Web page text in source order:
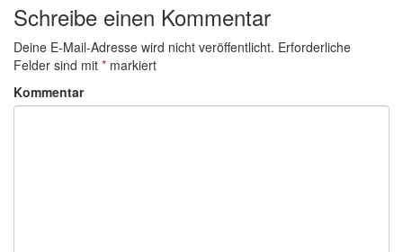
Schreibe einen Kommentar
Deine E-Mail-Adresse wird nicht veröffentlicht. Erforderliche
Felder sind mit * markiert
Kommentar